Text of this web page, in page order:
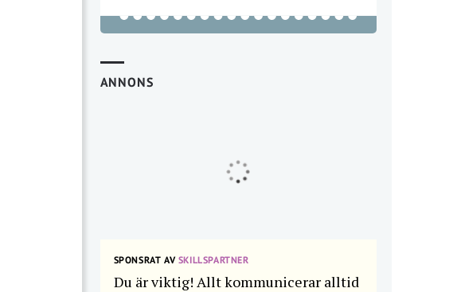
ANNONS
SPONSRAT AVSKILLSPARTNER
Du är viktig! Allt kommunicerar alltid